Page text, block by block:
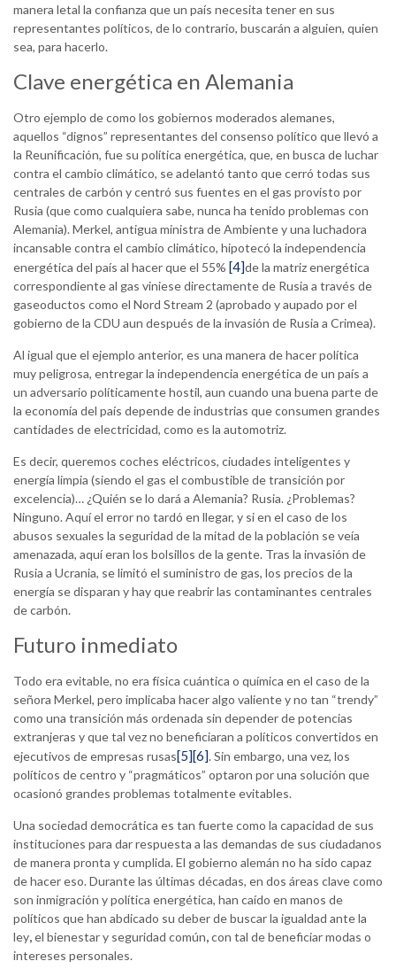
manera letal la confianza que un país necesita tener en sus
representantes políticos, de lo contrario, buscarán a alguien, quien
sea, para hacerlo.
Clave energética en Alemania
Otro ejemplo de como los gobiernos moderados alemanes,
aquellos “dignos” representantes del consenso político que llevó a
la Reunificación, fue su política energética, que, en busca de luchar
contra el cambio climático, se adelantó tanto que cerró todas sus
centrales de carbón y centró sus fuentes en el gas provisto por
Rusia (que como cualquiera sabe, nunca ha tenido problemas con
Alemania). Merkel, antigua ministra de Ambiente y una luchadora
incansable contra el cambio climático, hipotecó la independencia
energética del país al hacer que el 55% [4]de la matriz energética
correspondiente al gas viniese directamente de Rusia a través de
gaseoductos como el Nord Stream 2 (aprobado y aupado por el
gobierno de la CDU aun después de la invasión de Rusia a Crimea).
Al igual que el ejemplo anterior, es una manera de hacer política
muy peligrosa, entregar la independencia energética de un país a
un adversario políticamente hostil, aun cuando una buena parte de
la economía del país depende de industrias que consumen grandes
cantidades de electricidad, como es la automotriz.
Es decir, queremos coches eléctricos, ciudades inteligentes y
energía limpia (siendo el gas el combustible de transición por
excelencia)… ¿Quién se lo dará a Alemania? Rusia. ¿Problemas?
Ninguno. Aquí el error no tardó en llegar, y si en el caso de los
abusos sexuales la seguridad de la mitad de la población se veía
amenazada, aquí eran los bolsillos de la gente. Tras la invasión de
Rusia a Ucrania, se limitó el suministro de gas, los precios de la
energía se disparan y hay que reabrir las contaminantes centrales
de carbón.
Futuro inmediato
Todo era evitable, no era física cuántica o química en el caso de la
señora Merkel, pero implicaba hacer algo valiente y no tan “trendy”
como una transición más ordenada sin depender de potencias
extranjeras y que tal vez no beneficiaran a políticos convertidos en
ejecutivos de empresas rusas[5][6]. Sin embargo, una vez, los
políticos de centro y “pragmáticos” optaron por una solución que
ocasionó grandes problemas totalmente evitables.
Una sociedad democrática es tan fuerte como la capacidad de sus
instituciones para dar respuesta a las demandas de sus ciudadanos
de manera pronta y cumplida. El gobierno alemán no ha sido capaz
de hacer eso. Durante las últimas décadas, en dos áreas clave como
son inmigración y política energética, han caído en manos de
políticos que han abdicado su deber de buscar la igualdad ante la
ley,el bienestar y seguridad común,con tal de beneficiar modas o
intereses personales.